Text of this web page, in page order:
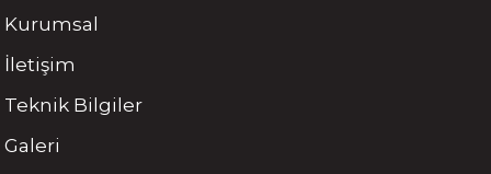
Kurumsal
İletişim
Teknik Bilgiler
Galeri